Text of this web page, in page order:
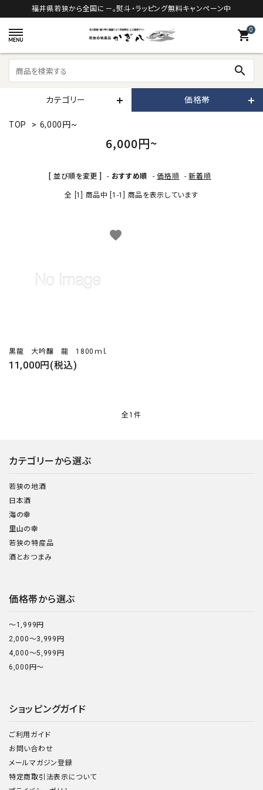
福井県若狭から全国に－。熨斗・ラッピング無料キャンペーン中
0
shopping_cart
search
カテゴリー 価格帯
TOP > 6,000円~
6,000円~
[ 並び順を変更 ] - おすすめ順 -価格順 -新着順
全 [1] 商品中 [1-1] 商品を表示しています
黒龍 大吟醸 龍 1800ｍｌ
11,000円(税込)
favorite
全1件
カテゴリーから選ぶ
若狭の地酒
日本酒
海の幸
里山の幸
若狭の特産品
酒とおつまみ
価格帯から選ぶ
～1,999円
2,000～3,999円
4,000～5,999円
6,000円～
ショッピングガイド
ご利用ガイド
お問い合わせ
メールマガジン登録
特定商取引法表示について